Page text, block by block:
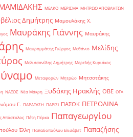
ΜΕΛΚΟ ΜΕΡΙΣΜΑ ΜΗΤΡΩΟ ΑΠΟΒΛΗΤΩΝ
Δημήτρης Μαμουλάκης Χ.
Μαυράκης Γιάννης Μαυράκης
Μαυρομμάτης Γιώργος Μεθάνιο Μελίδης
Μελισσανίδης Δημήτρης Μερελής Κυριάκος
Μεταφορών Μητρώο Μητσοτάκης
ΝΑΞΟΣ Νέα Μάκρη Ξυδάκης Ηρακλής ΟΒΕ ΟΓΑ
Γ. ΠΑΡΑΤΑΣΗ ΠΑΡΙΣΙ ΠΑΣΟΚ ΠΕΤΡΟΛΙΝΑ
Απόστολος Πέτη Πέρκα Παπαγεωργίου
Έλλη Παπαδοπούλου Ελισάβετ Παπαζήσης